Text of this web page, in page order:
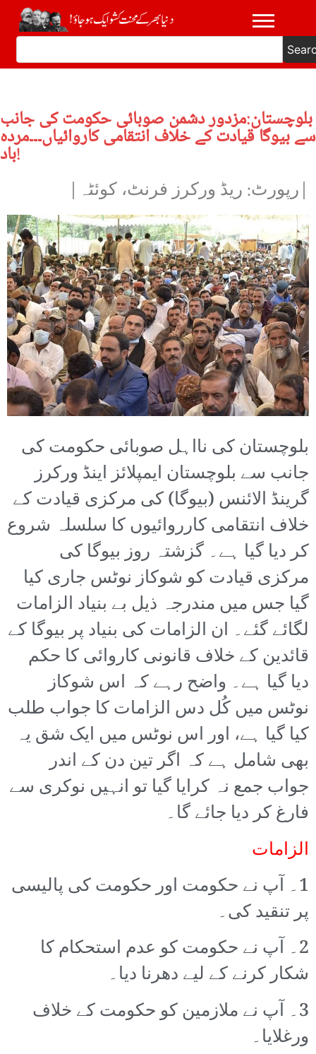
بلوچستان:مزدور دشمن صوبائی حکومت کی جانب
سے بیوگا قیادت کے خلاف انتقامی کاروائیاں۔۔۔مردہ
باد!
|رپورٹ: ریڈ ورکرز فرنٹ، کوئٹہ|
بلوچستان کی نااہل صوبائی حکومت کی
جانب سے بلوچستان ایمپلائز اینڈ ورکرز
گرینڈ الائنس (بیوگا) کی مرکزی قیادت کے
خلاف انتقامی کارروائیوں کا سلسلہ شروع
کر دیا گیا ہے۔ گزشتہ روز بیوگا کی
مرکزی قیادت کو شوکاز نوٹس جاری کیا
گیا جس میں مندرجہ ذیل بے بنیاد الزامات
لگائے گئے۔ ان الزامات کی بنیاد پر بیوگا کے
قائدین کے خلاف قانونی کاروائی کا حکم
دیا گیا ہے۔ واضح رہے کہ اس شوکاز
نوٹس میں کُل دس الزامات کا جواب طلب
کیا گیا ہے، اور اس نوٹس میں ایک شق یہ
بھی شامل ہے کہ اگر تین دن کے اندر
جواب جمع نہ کرایا گیا تو انہیں نوکری سے
فارغ کر دیا جائے گا۔
الزامات
1۔ آپ نے حکومت اور حکومت کی پالیسی
پر تنقید کی۔
2۔ آپ نے حکومت کو عدم استحکام کا
شکار کرنے کے لیے دھرنا دیا۔
3۔ آپ نے ملازمین کو حکومت کے خلاف
ورغلایا۔